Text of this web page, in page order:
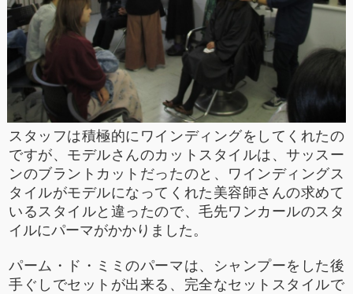
スタッフは積極的にワインディングをしてくれたの
ですが、モデルさんのカットスタイルは、サッスー
ンのブラントカットだったのと、ワインディングス
タイルがモデルになってくれた美容師さんの求めて
いるスタイルと違ったので、毛先ワンカールのスタ
イルにパーマがかかりました。
パーム・ド・ミミのパーマは、シャンプーをした後
手ぐしでセットが出来る、完全なセットスタイルで